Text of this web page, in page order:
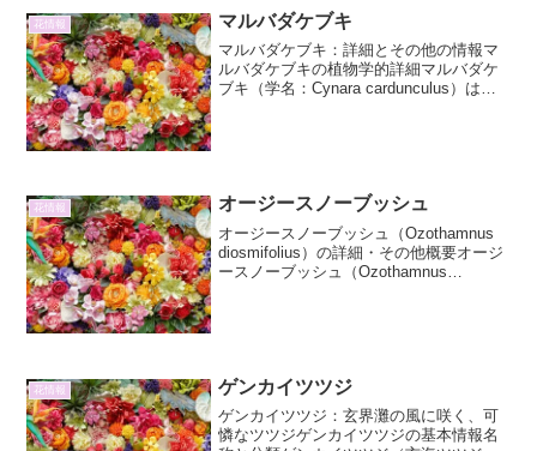
はないでしょうか。そんな植物初心者の
方に、まずおすすめしたい...
花情報 マルバダケブキ
マルバダケブキ：詳細とその他の情報マ
ルバダケブキの植物学的詳細マルバダケ
ブキ（学名：Cynara cardunculus）は、
花情報 オージースノーブッシュ
オージースノーブッシュ（Ozothamnus
diosmifolius）の詳細・その他概要オージ
ースノーブッシュ（Ozothamnus
花情報 ゲンカイツツジ
ゲンカイツツジ：玄界灘の風に咲く、可
憐なツツジゲンカイツツジの基本情報名